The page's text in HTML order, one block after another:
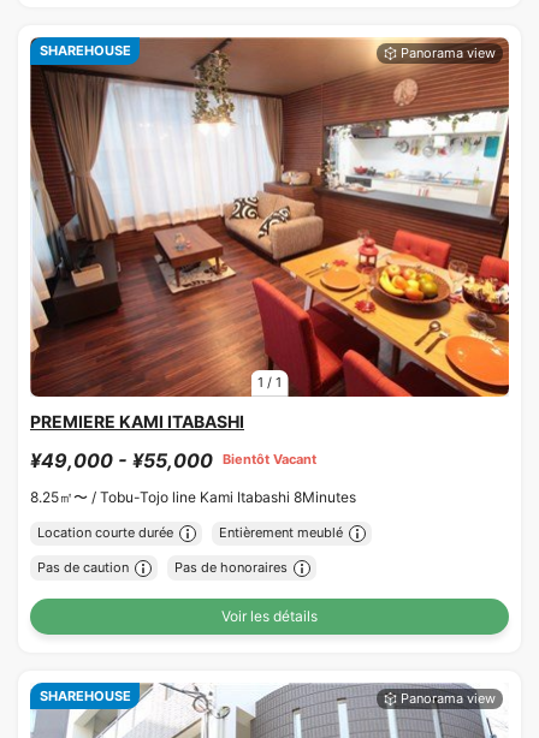
1 / 1
SHAREHOUSE
PREMIERE KAMI ITABASHI
¥49,000 - ¥55,000 Bientôt Vacant
8.25㎡〜 / Tobu-Tojo line Kami Itabashi 8Minutes
Location courte durée Entièrement meublé
Pas de caution Pas de honoraires
Voir les détails
SHAREHOUSE